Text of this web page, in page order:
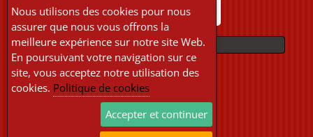
PAIEMENTS
Nous utilisons des cookies pour nous
assurer que nous vous offrons la
meilleure expérience sur notre site Web.
En poursuivant votre navigation sur ce
site, vous acceptez notre utilisation des
cookies. Politique de cookies
Accepter et continuer